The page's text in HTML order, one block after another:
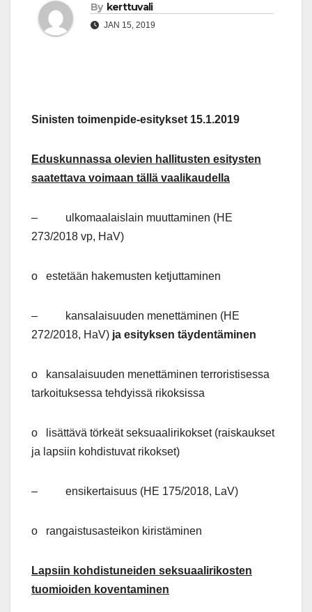
By kerttuvali
JAN 15, 2019
Sinisten toimenpide-esitykset 15.1.2019
Eduskunnassa olevien hallitusten esitysten
saatettava voimaan tällä vaalikaudella
– ulkomaalaislain muuttaminen (HE
273/2018 vp, HaV)
o estetään hakemusten ketjuttaminen
– kansalaisuuden menettäminen (HE
272/2018, HaV) ja esityksen täydentäminen
o kansalaisuuden menettäminen terroristisessa
tarkoituksessa tehdyissä rikoksissa
o lisättävä törkeät seksuaalirikokset (raiskaukset
ja lapsiin kohdistuvat rikokset)
– ensikertaisuus (HE 175/2018, LaV)
o rangaistusasteikon kiristäminen
Lapsiin kohdistuneiden seksuaalirikosten
tuomioiden koventaminen